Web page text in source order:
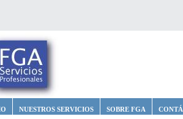
NUESTROS SERVICIOS SOBRE FGA